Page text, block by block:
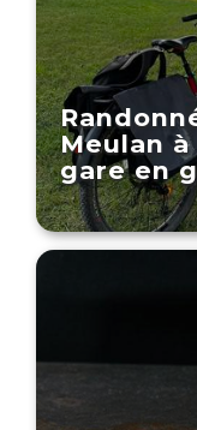
Meulan
gare en